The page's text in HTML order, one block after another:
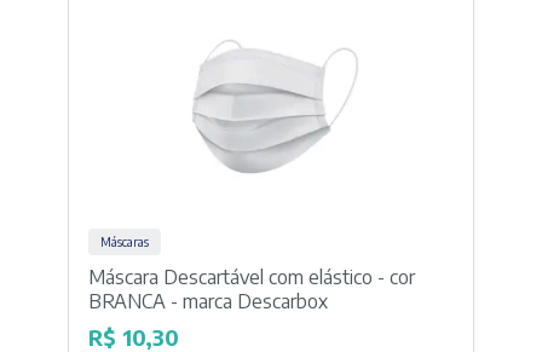
Máscaras
Máscara Descartável com elástico - cor
BRANCA - marca Descarbox
R$ 10,30